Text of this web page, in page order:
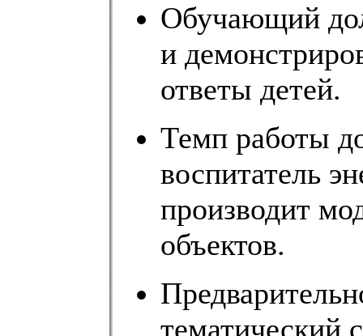
Обучающий
и
ответы детей.
Темп работы
воспитатель
производит
объектов.
тематический